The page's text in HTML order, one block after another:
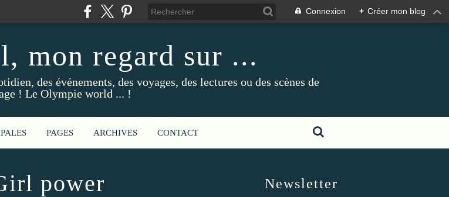
Connexion + Créer mon blog
mon regard sur ...
des événements, des voyages, des lectures ou des scènes de
! Le Olympie world ... !
PAGES ARCHIVES CONTACT
power Newsletter